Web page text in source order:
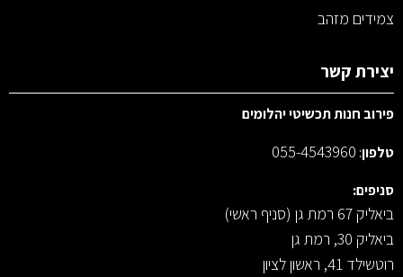
צמידים מזהב
יצירת קשר
פירוב חנות תכשיטי יהלומים
טלפון:
055-4543960
סניפים:
ביאליק 67 רמת גן (סניף ראשי)
ביאליק 30, רמת גן
רוטשילד 41, ראשון לציון